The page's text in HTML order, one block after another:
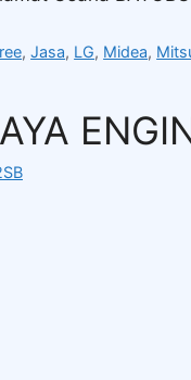
,Jasa, LG, Midea,